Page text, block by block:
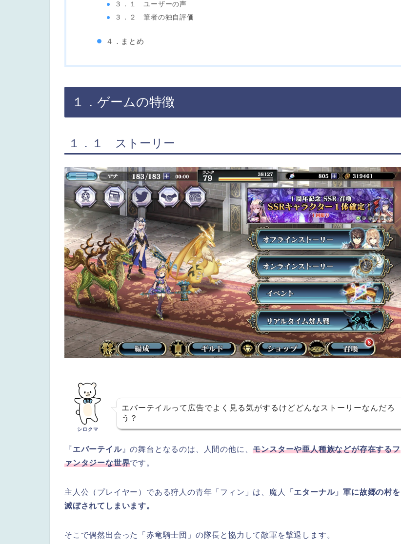
３．１ ユーザーの声
３．２ 筆者の独自評価
４．まとめ
１．ゲームの特徴
１．１ ストーリー
シロクマ
エバーテイルって広告でよく見る気がするけどどんなストーリーなんだろ
う？
『エバーテイル』の舞台となるのは、人間の他に、モンスターや亜人種族などが存在するフ
ァンタジーな世界です。
主人公（プレイヤー）である狩人の青年「フィン」は、魔人
「エターナル」軍に故郷の村を
滅ぼされてしまいます。
そこで偶然出会った「赤竜騎士団」の隊長と協力して敵軍を撃退します。